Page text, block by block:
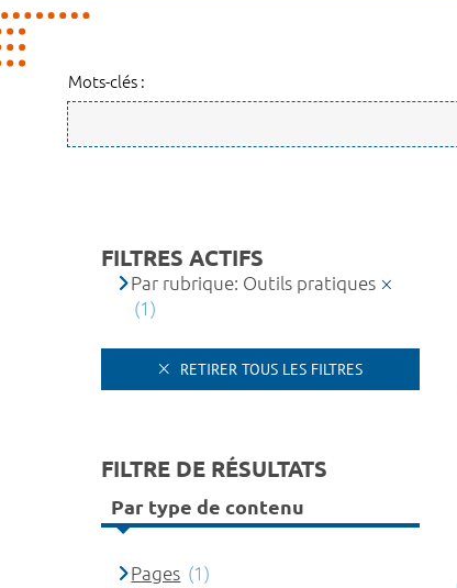
Mots-clés :
FILTRES ACTIFS
Par rubrique: Outils pratiques
(1)
RETIRER TOUS LES FILTRES
FILTRE DE RÉSULTATS
Par type de contenu
Pages (1)